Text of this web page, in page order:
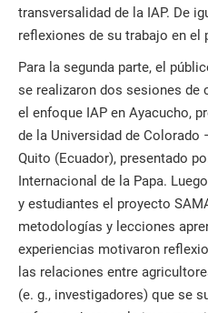
transversalidad de la IAP. De
reflexiones de su trabajo en el
Para la segunda parte, el
se realizaron dos sesiones de
el enfoque IAP en Ayacucho,
de la Universidad de Colorado
Quito (Ecuador), presentado
Internacional de la Papa.
y estudiantes el proyecto
metodologías y lecciones
experiencias motivaron
las relaciones entre
(e. g., investigadores) que se